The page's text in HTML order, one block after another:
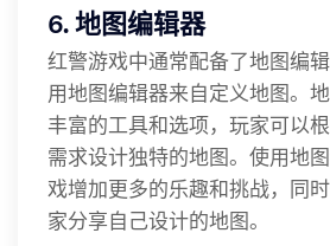
6. 地图编辑器
红警游戏中通常配备了地图编
用地图编辑器来自定义地图。
丰富的工具和选项，玩家可以
需求设计独特的地图。使用地
戏增加更多的乐趣和挑战，同
家分享自己设计的地图。